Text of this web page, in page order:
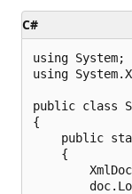
C#
using System;
using
public class
{
public
    {